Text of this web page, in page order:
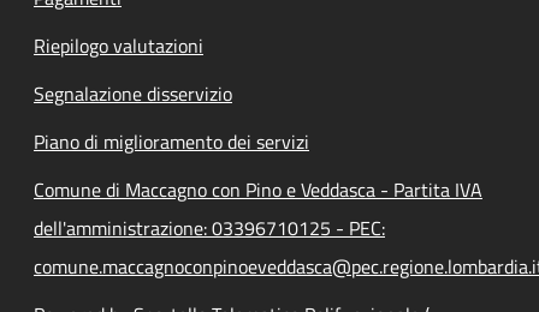
Riepilogo valutazioni
Segnalazione disservizio
Piano di miglioramento dei servizi
Comune di Maccagno con Pino e Veddasca - Partita IVA
dell'amministrazione: 03396710125 - PEC: